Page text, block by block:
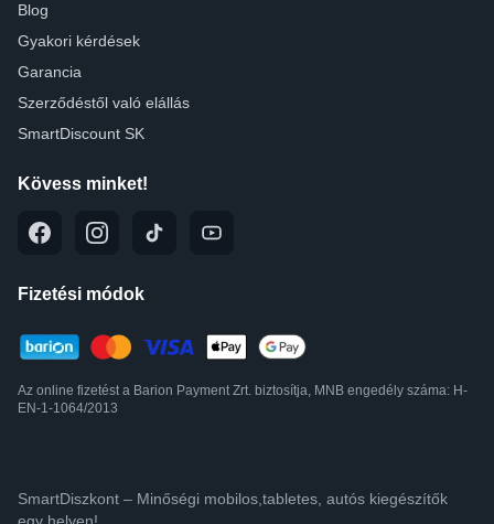
Blog
Gyakori kérdések
Garancia
Szerződéstől való elállás
SmartDiscount SK
Kövess minket!
Fizetési módok
Az online fizetést a Barion Payment Zrt. biztosítja, MNB engedély száma: H-
EN-1-1064/2013
SmartDiszkont – Minőségi mobilos,tabletes, autós kiegészítők